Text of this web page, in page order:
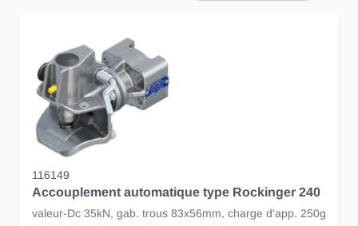
116149
Accouplement automatique type Rockinger 240
valeur-Dc 35kN, gab. trous 83x56mm, charge d'app. 250g